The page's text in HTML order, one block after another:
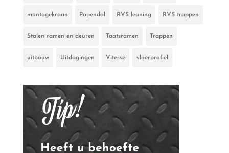
montagekraan Papendal RVS leuning RVS trappen
Stalen ramen en deuren Taatsramen Trappen
uitbouw Uitdagingen Vitesse vloerprofiel